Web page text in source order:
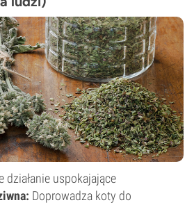
działanie uspokajające
Doprowadza koty do